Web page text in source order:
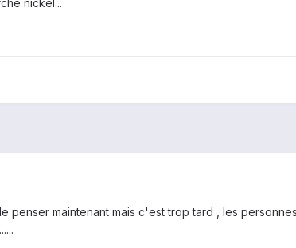
maintenant mais c'est trop tard , les